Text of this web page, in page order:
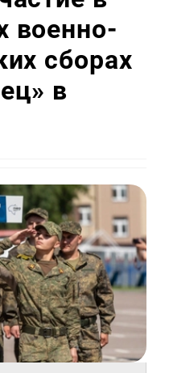
военно-
сборах
в